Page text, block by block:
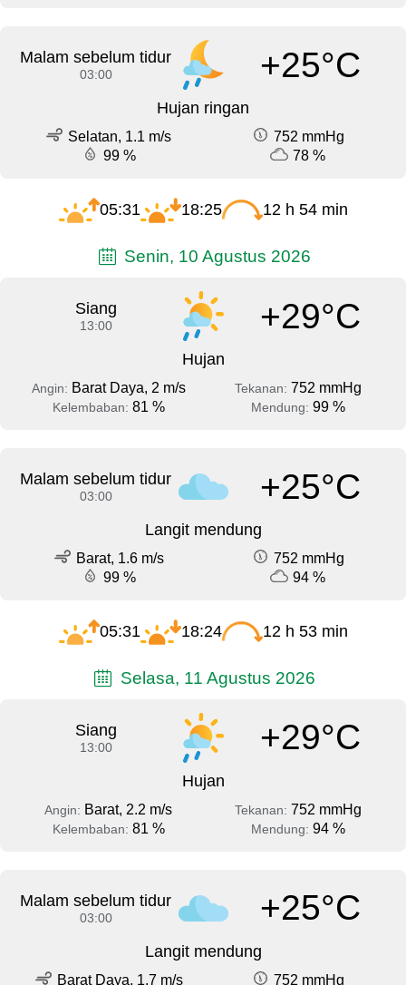
Malam sebelum tidur
03:00 +25°C
Hujan ringan
Selatan, 1.1 m/s
752 mmHg
99 %
78 %
05:31 18:25 12 h 54 min
Senin, 10 Agustus 2026
Siang
13:00 +29°C
Hujan
Angin: Barat Daya, 2 m/s Tekanan: 752 mmHg
Kelembaban: 81 % Mendung: 99 %
Malam sebelum tidur
03:00 +25°C
Langit mendung
Barat, 1.6 m/s
752 mmHg
99 %
94 %
05:31 18:24 12 h 53 min
Selasa, 11 Agustus 2026
Siang
13:00 +29°C
Hujan
Angin: Barat, 2.2 m/s Tekanan: 752 mmHg
Kelembaban: 81 % Mendung: 94 %
Malam sebelum tidur
03:00 +25°C
Langit mendung
Barat Daya, 1.7 m/s 752 mmHg